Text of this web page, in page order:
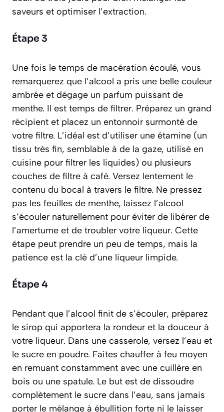
saveurs et optimiser l’extraction.
Étape 3
Une fois le temps de macération écoulé, vous
remarquerez que l’alcool a pris une belle couleur
ambrée et dégage un parfum puissant de
menthe. Il est temps de filtrer. Préparez un grand
récipient et placez un entonnoir surmonté de
votre filtre. L’idéal est d’utiliser une étamine (un
tissu très fin, semblable à de la gaze, utilisé en
cuisine pour filtrer les liquides) ou plusieurs
couches de filtre à café. Versez lentement le
contenu du bocal à travers le filtre. Ne pressez
pas les feuilles de menthe, laissez l’alcool
s’écouler naturellement pour éviter de libérer de
l’amertume et de troubler votre liqueur. Cette
étape peut prendre un peu de temps, mais la
patience est la clé d’une liqueur limpide.
Étape 4
Pendant que l’alcool finit de s’écouler, préparez
le sirop qui apportera la rondeur et la douceur à
votre liqueur. Dans une casserole, versez l’eau et
le sucre en poudre. Faites chauffer à feu moyen
en remuant constamment avec une cuillère en
bois ou une spatule. Le but est de dissoudre
complètement le sucre dans l’eau, sans jamais
porter le mélange à ébullition forte ni le laisser